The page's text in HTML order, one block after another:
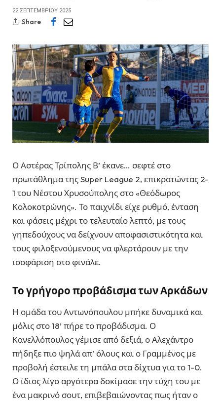
22 ΣΕΠΤΕΜΒΡΊΟΥ 2025
Share
Ο Αστέρας Τρίπολης Β’ έκανε… σεφτέ στο
πρωτάθλημα της Super League 2, επικρατώντας 2-
1 του Νέστου Χρυσούπολης στο «Θεόδωρος
Κολοκοτρώνης». Το παιχνίδι είχε ρυθμό, ένταση
και φάσεις μέχρι το τελευταίο λεπτό, με τους
γηπεδούχους να δείχνουν αποφασιστικότητα και
τους φιλοξενούμενους να φλερτάρουν με την
ισοφάριση στο φινάλε.
Το γρήγορο προβάδισμα των Αρκάδων
Η ομάδα του Αντωνόπουλου μπήκε δυναμικά και
μόλις στο 18’ πήρε το προβάδισμα. Ο
Κανελλόπουλος γέμισε από δεξιά, ο Αλεχάντρο
πήδηξε πιο ψηλά απ’ όλους και ο Γραμμένος με
προβολή έστειλε τη μπάλα στα δίχτυα για το 1-0.
Ο ίδιος λίγο αργότερα δοκίμασε την τύχη του με
ένα μακρινό σουτ, επιβεβαιώνοντας πως ήταν ο